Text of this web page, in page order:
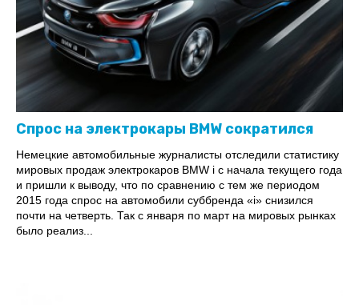
Спрос на электрокары BMW сократился
Немецкие автомобильные журналисты отследили статистику
мировых продаж электрокаров BMW i с начала текущего года
и пришли к выводу, что по сравнению с тем же периодом
2015 года спрос на автомобили суббренда «i» снизился
почти на четверть. Так с января по март на мировых рынках
было реализ...